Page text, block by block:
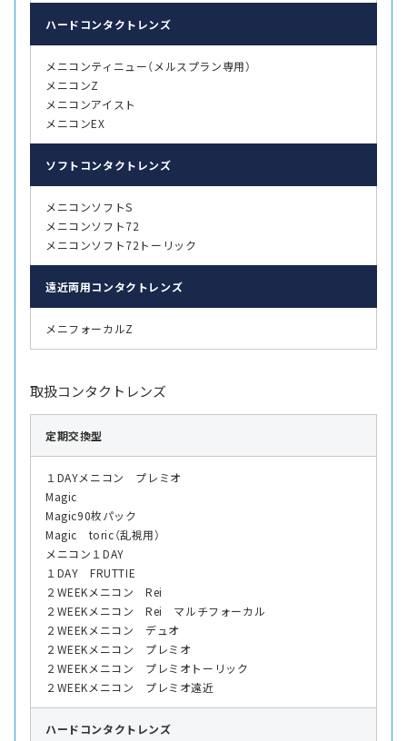
ハード コンタクトレンズ
メニコンティニュー（メルスプラン専用）
メニコンZ
メニコンアイスト
メニコンEX
ソフト コンタクトレンズ
メニコンソフトS
メニコンソフト72
メニコンソフト72トーリック
遠近両用コンタクトレンズ
メニフォーカルZ
取扱コンタクトレンズ
定期交換型
１DAYメニコン プレミオ
Magic
Magic90枚パック
Magic toric（乱視用）
メニコン１DAY
１DAY FRUTTIE
２WEEKメニコン Rei
２WEEKメニコン Rei マルチフォーカル
２WEEKメニコン デュオ
２WEEKメニコン プレミオ
２WEEKメニコン プレミオトーリック
２WEEKメニコン プレミオ遠近
ハード コンタクトレンズ